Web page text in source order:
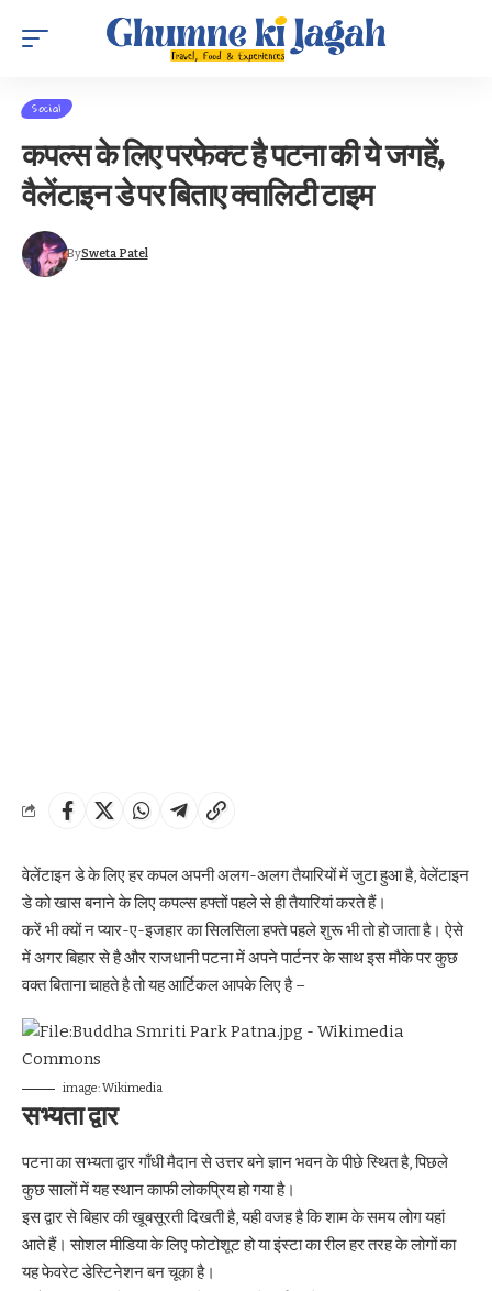
Social
कपल्स के लिए परफेक्ट है पटना की ये जगहें,
वैलेंटाइन डे पर बिताए क्वालिटी टाइम
BySweta Patel
वेलेंटाइन डे के लिए हर कपल अपनी अलग-अलग तैयारियों में जुटा हुआ है, वेलेंटाइन
डे को खास बनाने के लिए कपल्स हफ्तों पहले से ही तैयारियां करते हैं।
करें भी क्यों न प्यार-ए-इजहार का सिलसिला हफ्ते पहले शुरू भी तो हो जाता है। ऐसे
में अगर बिहार से है और राजधानी पटना में अपने पार्टनर के साथ इस मौके पर कुछ
वक्त बिताना चाहते है तो यह आर्टिकल आपके लिए है –
image: Wikimedia
सभ्यता द्वार
पटना का सभ्यता द्वार गाँधी मैदान से उत्तर बने ज्ञान भवन के पीछे स्थित है, पिछले
कुछ सालों में यह स्थान काफी लोकप्रिय हो गया है।
इस द्वार से बिहार की खूबसूरती दिखती है, यही वजह है कि शाम के समय लोग यहां
आते हैं। सोशल मीडिया के लिए फोटोशूट हो या इंस्टा का रील हर तरह के लोगों का
यह फेवरेट डेस्टिनेशन बन चूका है।